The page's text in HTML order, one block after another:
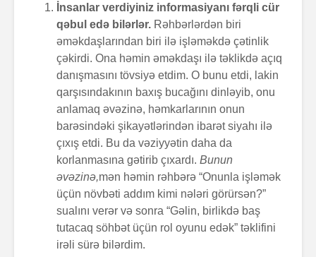
İnsanlar verdiyiniz informasiyanı fərqli cür
qəbul edə bilərlər. Rəhbərlərdən biri
əməkdaşlarından biri ilə işləməkdə çətinlik
çəkirdi. Ona həmin əməkdaşı ilə təklikdə açıq
danışmasını tövsiyə etdim. O bunu etdi, lakin
qarşısındakının baxış bucağını dinləyib, onu
anlamaq əvəzinə, həmkarlarının onun
barəsindəki şikayətlərindən ibarət siyahı ilə
çıxış etdi. Bu da vəziyyətin daha da
korlanmasına gətirib çıxardı. Bunun
əvəzinə,mən həmin rəhbərə “Onunla işləmək
üçün növbəti addım kimi nələri görürsən?”
sualını verər və sonra “Gəlin, birlikdə baş
tutacaq söhbət üçün rol oyunu edək” təklifini
irəli sürə bilərdim.